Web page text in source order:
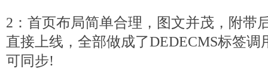
2：首页布局简单合理，图文并茂，附带
直接上线，全部做成了DEDECMS标签
可同步!